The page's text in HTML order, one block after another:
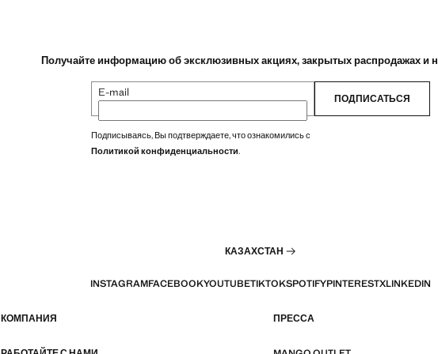
Получайте информацию об эксклюзивных акциях, закрытых распродажах и
E-mail ПОДПИСАТЬСЯ
Подписываясь, Вы подтверждаете, что ознакомились с
Политикой конфиденциальности.
КАЗАХСТАН
INSTAGRAMFACEBOOKYOUTUBETIKTOKSPOTIFYPINTERESTXLINKEDIN
КОМПАНИЯ ПРЕССА